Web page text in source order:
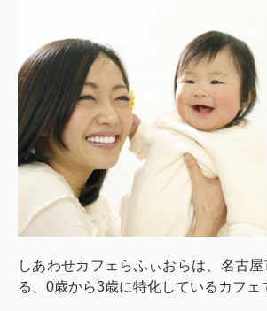
しあわせカフェらふぃおらは、名古
る、 0歳から3歳に特化しているカフェ